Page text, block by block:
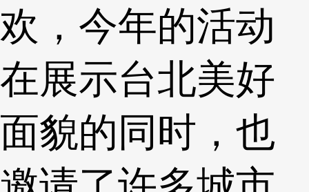
欢，今年的活动
在展示台北美好
面貌的同时，也